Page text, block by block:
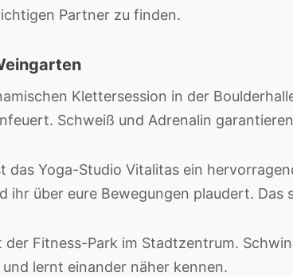
Partner zu finden.
Klettersession in der
Schweiß und Adrenalin
das Yoga-Studio Vitalitas ein
ihr über eure Bewegungen plaudert.
Fitness-Park im Stadtzentrum.
lernt einander näher kennen.